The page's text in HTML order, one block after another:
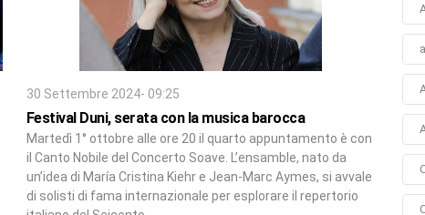
30 Settembre 2024- 09:25
Festival Duni, serata con la musica barocca
Martedì 1° ottobre alle ore 20 il quarto appuntamento è con
il Canto Nobile del Concerto Soave. L’ensamble, nato da
un’idea di María Cristina Kiehr e Jean-Marc Aymes, si avvale
di solisti di fama internazionale per esplorare il repertorio